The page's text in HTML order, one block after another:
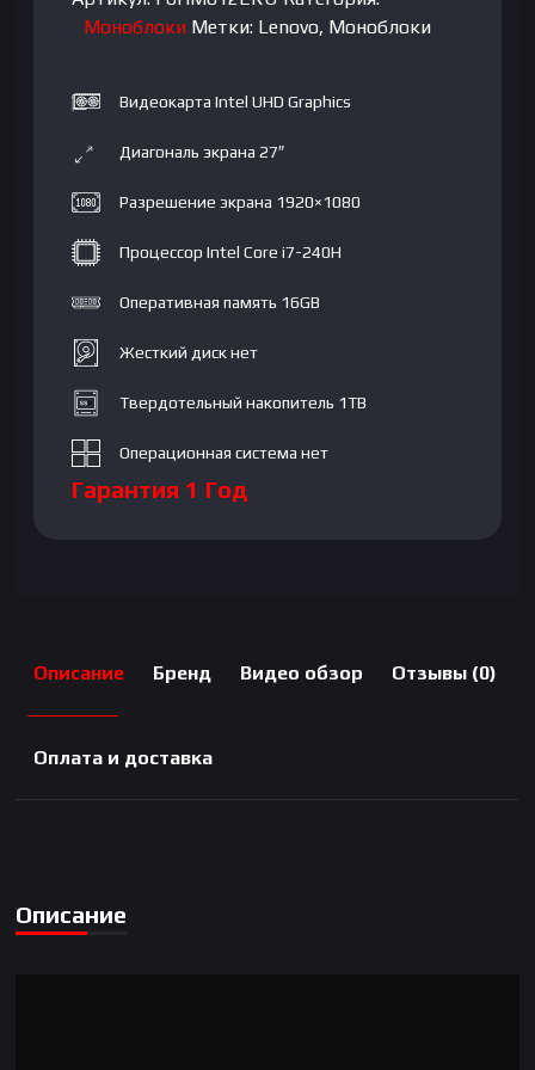
16GB|
27"FHD
Integrated
Intel
Graphics|
keyboard
+
mouse|
NoOS|
Luna
Grey
Моноблоки Метки: Lenovo, Моноблоки
Видеокарта Intel UHD Graphics
Диагональ экрана 27″
Разрешение экрана 1920×1080
Процессор Intel Core i7-240H
Оперативная память 16GB
Жесткий диск нет
Твердотельный накопитель 1TB
Операционная система нет
Гарантия 1 Год
Описание Бренд Видео обзор Отзывы (0)
Оплата и доставка
Описание